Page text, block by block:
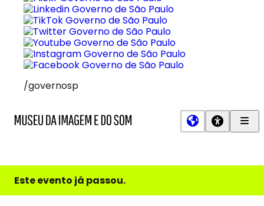
/governosp
e
do
Este evento já passou.